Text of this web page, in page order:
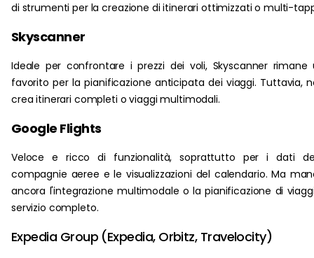
di strumenti per la creazione di itinerari ottimizzati o multi-
Skyscanner
Ideale per confrontare i prezzi dei voli, Skyscanner rimane
favorito per la pianificazione anticipata dei viaggi. Tuttavia,
crea itinerari completi o viaggi multimodali.
Google Flights
Veloce e ricco di funzionalità, soprattutto per i dati
compagnie aeree e le visualizzazioni del calendario. Ma
ancora l'integrazione multimodale o la pianificazione di
servizio completo.
Expedia Group (Expedia, Orbitz, Travelocity)